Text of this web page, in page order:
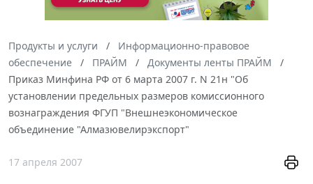
Продукты и услуги
Информационно-правовое
обеспечение
ПРАЙМ
Документы ленты ПРАЙМ
Приказ Минфина РФ от 6 марта 2007 г. N 21н "Об
установлении предельных размеров комиссионного
вознаграждения ФГУП "Внешнеэкономическое
объединение "Алмазювелирэкспорт"
17 апреля 2007